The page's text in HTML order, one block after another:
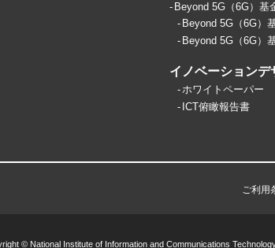
Beyond 5G（6G）基
Beyond 5G（6G）
Beyond 5G（6G）
イノベーションデ
ホワイトペーパー
ICT俯瞰報告書
ご利用
© National Institute of Information and Communications